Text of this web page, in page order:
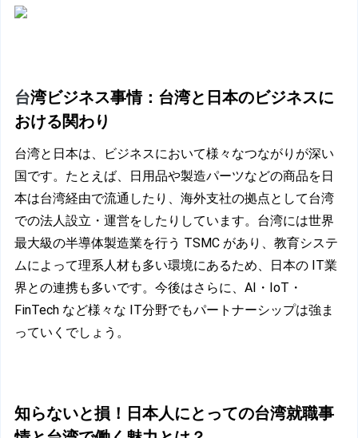
台湾ビジネス事情：台湾と日本のビジネスに
おける関わり
台湾と日本は、ビジネスにおいて様々なつながりが深い
国です。たとえば、日用品や製造パーツなどの商品を日
本は台湾経由で流通したり、海外支社の拠点として台湾
での法人設立・運営をしたりしています。台湾には世界
最大級の半導体製造業を行う TSMC があり、教育システ
ムによって理系人材も多い環境にあるため、日本の IT業
界との連携も多いです。今後はさらに、AI・IoT・
FinTech など様々な IT分野でもパートナーシップは強ま
っていくでしょう。
知らないと損！日本人にとっての台湾就職事